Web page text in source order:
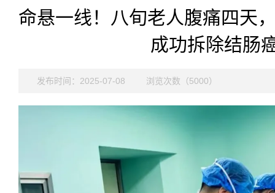
命悬一线！八旬老人腹痛四天
成功拆除结肠
发布时间：2025-07-08 浏览次数（5000）